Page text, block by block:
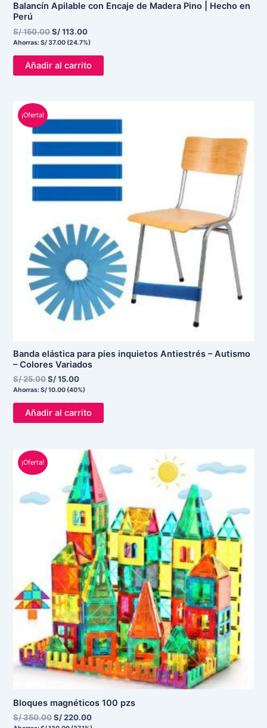
Balancín Apilable con Encaje de Madera Pino | Hecho en
Perú
S/150.00S/113.00
Ahorras:S/37.00 (24.7%)
Añadir al carrito
¡Oferta!
Banda elástica para pies inquietos Antiestrés – Autismo
– Colores Variados
S/25.00
precio
era:
S/ 25.00.
S/15.00
es:
S/ 15.00.
Ahorras:S/10.00 (40%)
Añadir al carrito
¡Oferta!
Bloques magnéticos 100 pzs
S/350.00
original
era:
S/ 350.00.
S/220.00
El
precio
actual
es:
S/ 220.00.